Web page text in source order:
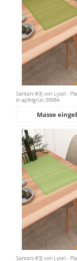
Santani #3J von Lysel -
in apfelgrün 39984
Masse
Santani #3J von Lysel -